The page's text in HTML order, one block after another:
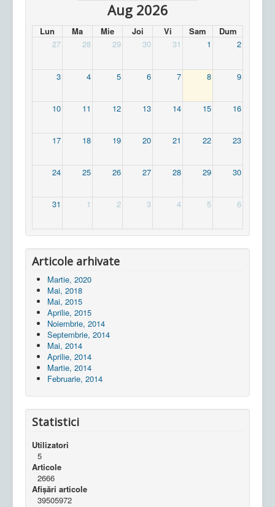
Aug 2026
Lun Ma Mie Joi Vi Sam
Dum
27
28 29 30 31 1 2
3 4 5 6 7 8 9
10 11 12 13 14 15 16
17 18 19 20 21 22 23
24 25 26 27 28 29 30
31 1 2 3 4 5 6
Articole arhivate
Martie, 2020
Mai, 2018
Mai, 2015
Aprilie, 2015
Noiembrie, 2014
Septembrie, 2014
Mai, 2014
Aprilie, 2014
Martie, 2014
Februarie, 2014
Statistici
Utilizatori
5
Articole
2666
Afișări articole
39505972